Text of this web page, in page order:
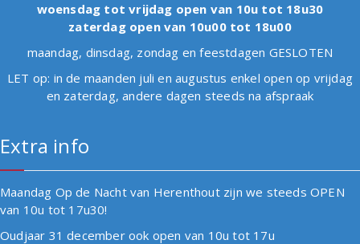
woensdag tot vrijdag open van 10u tot 18u30
zaterdag open van 10u00 tot 18u00
maandag, dinsdag, zondag en feestdagen GESLOTEN
LET op: in de maanden juli en augustus enkel open op vrijdag
en zaterdag, andere dagen steeds na afspraak
Extra info
Maandag Op de Nacht van Herenthout zijn we steeds OPEN
van 10u tot 17u30!
Oudjaar 31 december ook open van 10u tot 17u